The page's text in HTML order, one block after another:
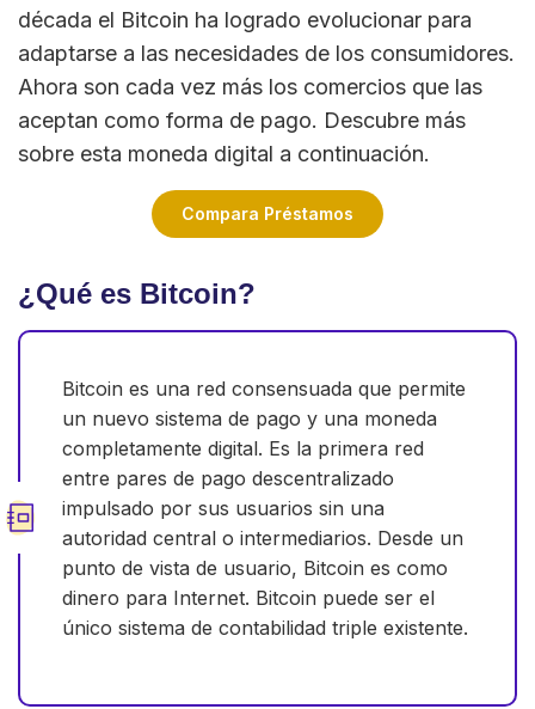
década el Bitcoin ha logrado evolucionar para
adaptarse a las necesidades de los consumidores.
Ahora son cada vez más los comercios que las
aceptan como forma de pago. Descubre más
sobre esta moneda digital a continuación.
Compara Préstamos
¿Qué es Bitcoin?
Bitcoin es una red consensuada que permite
un nuevo sistema de pago y una moneda
completamente digital. Es la primera red
entre pares de pago descentralizado
impulsado por sus usuarios sin una
autoridad central o intermediarios. Desde un
punto de vista de usuario, Bitcoin es como
dinero para Internet. Bitcoin puede ser el
único sistema de contabilidad triple existente.